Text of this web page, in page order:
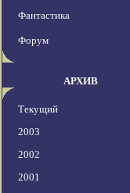
Фантастика
Форум
АРХИВ
Текущий
2003
2002
2001